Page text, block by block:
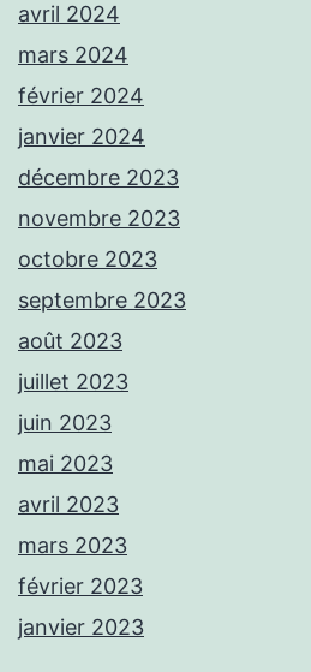
avril 2024
mars 2024
février 2024
janvier 2024
décembre 2023
novembre 2023
octobre 2023
septembre 2023
août 2023
juillet 2023
juin 2023
mai 2023
avril 2023
mars 2023
février 2023
janvier 2023